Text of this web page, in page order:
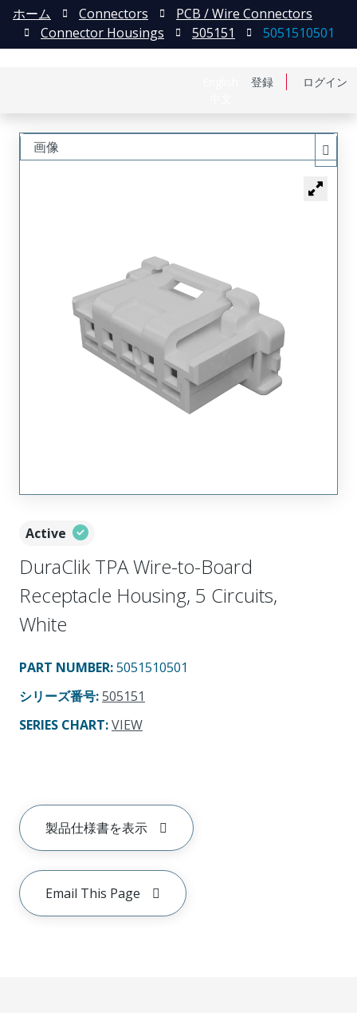
登録 ログイン
ホーム Connectors
PCB / Wire Connectors
Connector Housings
505151 5051510501
Active
DuraClik TPA Wire-to-Board
Receptacle Housing, 5 Circuits,
White
PART NUMBER:5051510501
シリーズ番号:505151
SERIES CHART:VIEW
製品仕様書を表示
Email This Page
画像